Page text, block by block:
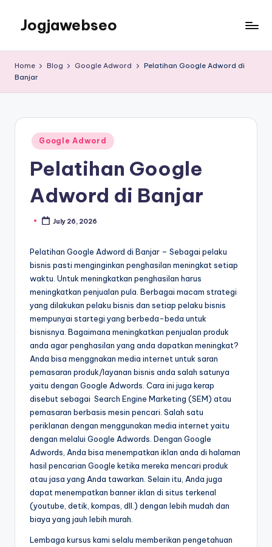
Jogjawebseo
Home Blog Google Adword
Pelatihan Google Adword di
Banjar
Google Adword
Pelatihan Google
Adword di Banjar
July 26, 2026
Pelatihan Google Adword di Banjar – Sebagai pelaku
bisnis pasti menginginkan penghasilan meningkat setiap
waktu. Untuk meningkatkan penghasilan harus
meningkatkan penjualan pula. Berbagai macam strategi
yang dilakukan pelaku bisnis dan setiap pelaku bisnis
mempunyai startegi yang berbeda-beda untuk
bisnisnya. Bagaimana meningkatkan penjualan produk
anda agar penghasilan yang anda dapatkan meningkat?
Anda bisa menggnakan media internet untuk saran
pemasaran produk/layanan bisnis anda salah satunya
yaitu dengan Google Adwords. Cara ini juga kerap
disebut sebagai Search Engine Marketing (SEM) atau
pemasaran berbasis mesin pencari. Salah satu
periklanan dengan menggunakan media internet yaitu
dengan melalui Google Adwords. Dengan Google
Adwords, Anda bisa menempatkan iklan anda di halaman
hasil pencarian Google ketika mereka mencari produk
atau jasa yang Anda tawarkan. Selain itu, Anda juga
dapat menempatkan banner iklan di situs terkenal
(youtube, detik, kompas, dll.) dengan lebih mudah dan
biaya yang jauh lebih murah.
Lembaga kursus kami selalu memberikan pengetahuan